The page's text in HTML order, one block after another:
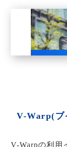
V-Warp(ブ
V-Warpの利用